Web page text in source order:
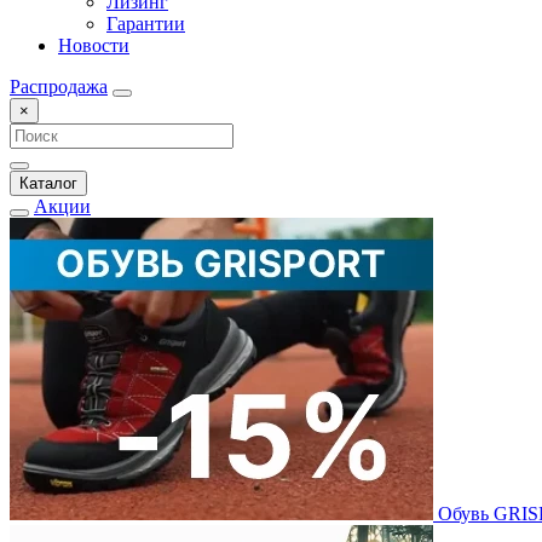
Гарантии
Новости
Распродажа
×
Каталог
Акции
Обувь